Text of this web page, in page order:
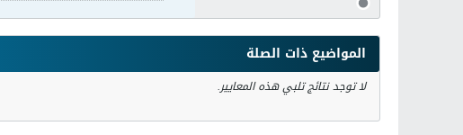
المواضيع ذات الصلة
لا توجد نتائج تلبي هذه المعايير.